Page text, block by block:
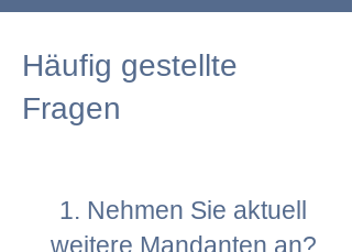
Häufig gestellte
Fragen
1. Nehmen Sie aktuell
weitere Mandanten an?